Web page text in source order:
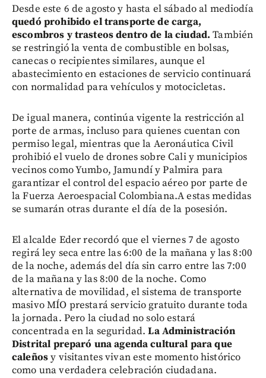
Desde este 6 de agosto y hasta el sábado al mediodía
quedó prohibido el transporte de carga,
escombros y trasteos dentro de la ciudad. También
se restringió la venta de combustible en bolsas,
canecas o recipientes similares, aunque el
abastecimiento en estaciones de servicio continuará
con normalidad para vehículos y motocicletas.
De igual manera, continúa vigente la restricción al
porte de armas, incluso para quienes cuentan con
permiso legal, mientras que la Aeronáutica Civil
prohibió el vuelo de drones sobre Cali y municipios
vecinos como Yumbo, Jamundí y Palmira para
garantizar el control del espacio aéreo por parte de
la Fuerza Aeroespacial Colombiana.A estas medidas
se sumarán otras durante el día de la posesión.
El alcalde Eder recordó que el viernes 7 de agosto
regirá ley seca entre las 6:00 de la mañana y las 8:00
de la noche, además del día sin carro entre las 7:00
de la mañana y las 8:00 de la noche. Como
alternativa de movilidad, el sistema de transporte
masivo MÍO prestará servicio gratuito durante toda
la jornada. Pero la ciudad no solo estará
concentrada en la seguridad.La Administración
Distrital preparó una agenda cultural para que
caleñosy visitantes vivan este momento histórico
como una verdadera celebración ciudadana.